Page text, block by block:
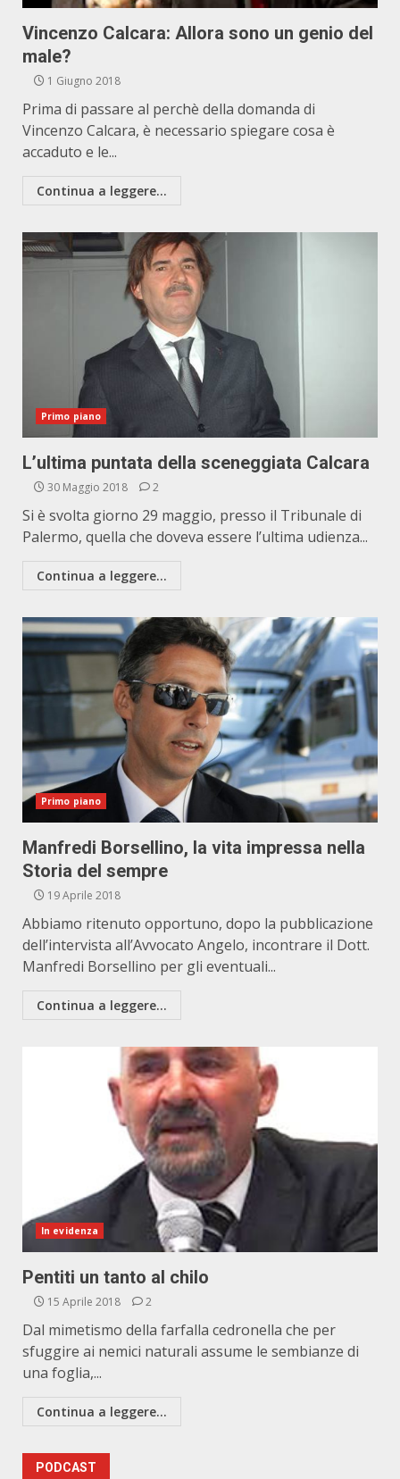
Vincenzo Calcara: Allora sono un genio del
male?
1 Giugno 2018
Prima di passare al perchè della domanda di
Vincenzo Calcara, è necessario spiegare cosa è
accaduto e le...
Continua a leggere...
Primo piano
L’ultima puntata della sceneggiata Calcara
30 Maggio 2018 2
Si è svolta giorno 29 maggio, presso il Tribunale di
Palermo, quella che doveva essere l’ultima udienza...
Continua a leggere...
Primo piano
Manfredi Borsellino, la vita impressa nella
Storia del sempre
19 Aprile 2018
Abbiamo ritenuto opportuno, dopo la pubblicazione
dell’intervista all’Avvocato Angelo, incontrare il Dott.
Manfredi Borsellino per gli eventuali...
Continua a leggere...
In evidenza
Pentiti un tanto al chilo
15 Aprile 2018 2
Dal mimetismo della farfalla cedronella che per
sfuggire ai nemici naturali assume le sembianze di
una foglia,...
Continua a leggere...
PODCAST